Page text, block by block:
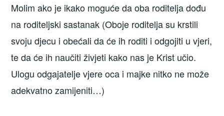
Molim ako je ikako moguće da oba roditelja dođu
na roditeljski sastanak (Oboje roditelja su krstili
svoju djecu i obećali da će ih roditi i odgojiti u vjeri,
te da će ih naučiti živjeti kako nas je Krist učio.
Ulogu odgajatelje vjere oca i majke nitko ne može
adekvatno zamijeniti…)